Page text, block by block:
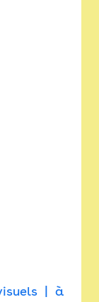
à